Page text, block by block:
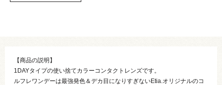
【商品の説明】
1DAYタイプの使い捨てカラーコンタクトレンズです。
ルフレワンデーは最強発色＆デカ目になりすぎないEtia.オリジナルのコ